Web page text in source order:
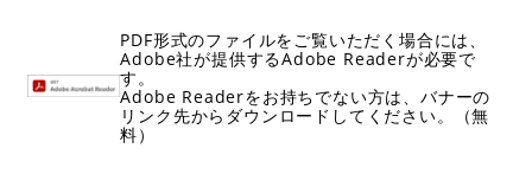
PDF形式のファイルをご覧いただく場合には、
Adobe社が提供するAdobe Readerが必要で
す。
Adobe Readerをお持ちでない方は、バナーの
リンク先からダウンロードしてください。（無
料）